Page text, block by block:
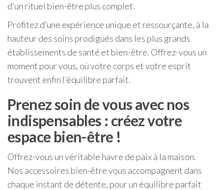
d’un rituel bien-être plus complet.
Profitez d’une expérience unique et ressourçante, à la
hauteur des soins prodigués dans les plus grands
établissements de santé et bien-être. Offrez-vous un
moment pour vous, où votre corps et votre esprit
trouvent enfin l’équilibre parfait.
Prenez soin de vous avec nos
indispensables : créez votre
espace bien-être !
Offrez-vous un véritable havre de paix à la maison.
Nos accessoires bien-être vous accompagnent dans
chaque instant de détente, pour un équilibre parfait